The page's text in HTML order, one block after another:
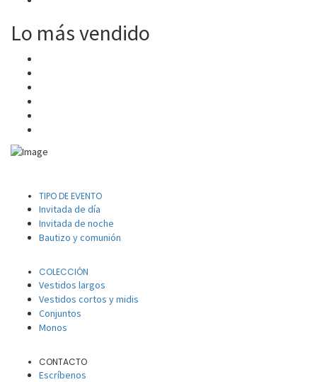
Lo más vendido
TIPO DE EVENTO
Invitada de día
Invitada de noche
Bautizo y comunión
COLECCIÓN
Vestidos largos
Vestidos cortos y midis
Conjuntos
Monos
CONTACTO
Escríbenos